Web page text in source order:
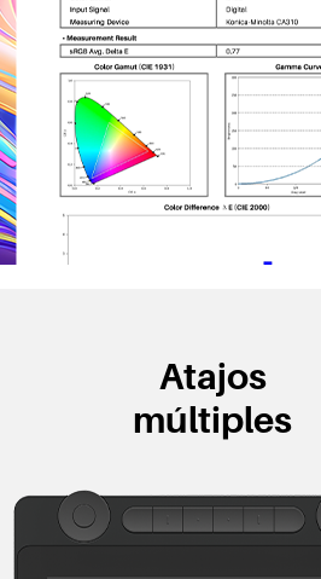
Atajos
múltiples